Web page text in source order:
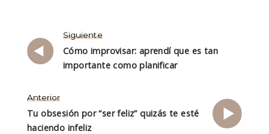
Siguiente
Cómo improvisar: aprendí que es tan
importante como planificar
Anterior
Tu obsesión por “ser feliz” quizás te esté
haciendo infeliz